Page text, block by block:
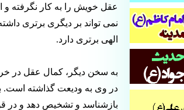
عقل خویش را به کار نگرفته
نمی تواند بر دیگری برتری
الهی برتری دارد.
به سخن دیگر، کمال عقل در
در وی به ودیعت گذاشته است.
بازشناسد و تشخیص دهد و در